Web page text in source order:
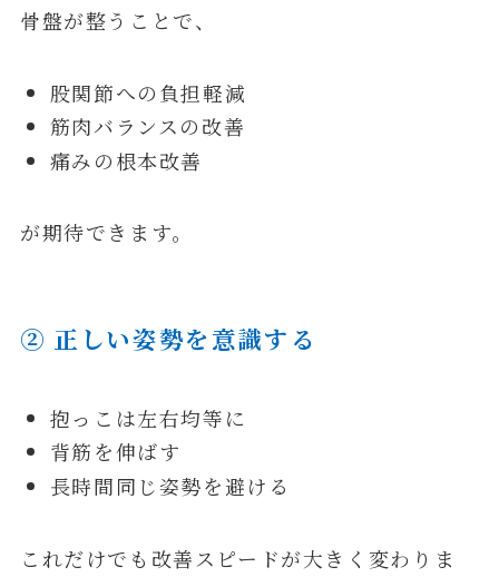
骨盤が整うことで、
股関節への負担軽減
筋肉バランスの改善
痛みの根本改善
が期待できます。
② 正しい姿勢を意識する
抱っこは左右均等に
背筋を伸ばす
長時間同じ姿勢を避ける
これだけでも改善スピードが大きく変わりま